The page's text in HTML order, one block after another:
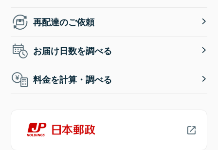
再配達のご依頼
お届け日数を調べる
料金を計算・調べる